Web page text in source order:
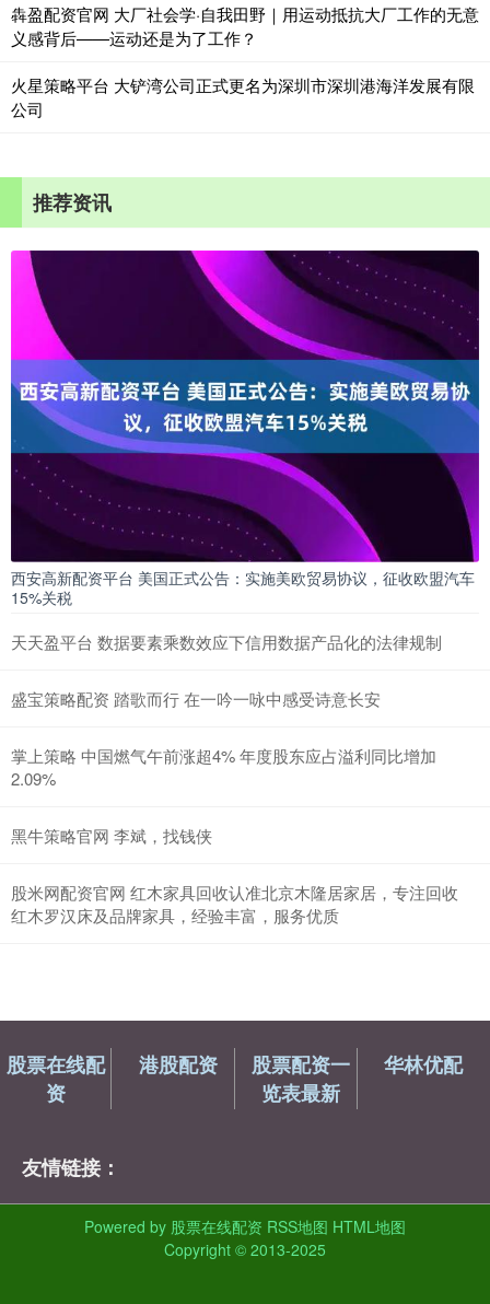
犇盈配资官网 大厂社会学·自我田野｜用运动抵抗大厂工作的无意
义感背后——运动还是为了工作？
火星策略平台 大铲湾公司正式更名为深圳市深圳港海洋发展有限
公司
推荐资讯
西安高新配资平台 美国正式公告：实施美欧贸易协议，征收欧盟汽车
15%关税
天天盈平台 数据要素乘数效应下信用数据产品化的法律规制
盛宝策略配资 踏歌而行 在一吟一咏中感受诗意长安
掌上策略 中国燃气午前涨超4% 年度股东应占溢利同比增加
2.09%
黑牛策略官网 李斌，找钱侠
股米网配资官网 红木家具回收认准北京木隆居家居，专注回收
红木罗汉床及品牌家具，经验丰富，服务优质
股票在线配
资
港股配资
股票配资一
览表最新
华林优配
友情链接：
Powered by 股票在线配资 RSS地图 HTML地图
Copyright © 2013-2025